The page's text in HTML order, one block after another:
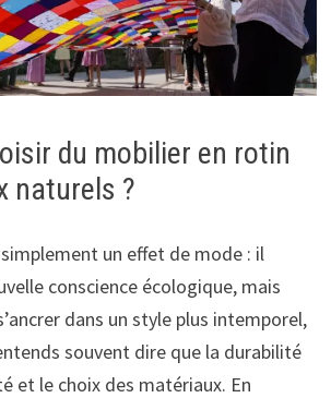
du mobilier en rotin
naturels ?
un effet de mode : il
conscience écologique, mais
dans un style plus intemporel,
souvent dire que la durabilité
et le choix des matériaux. En